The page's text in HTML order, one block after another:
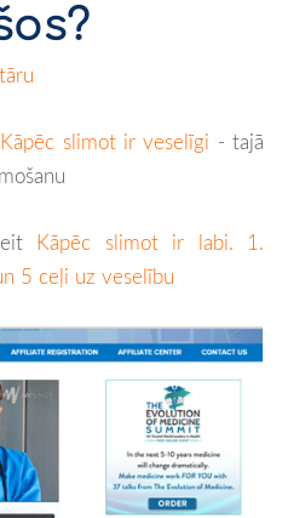
Kāpēc slimot ir veselīgi - tajā
Kāpēc slimot ir labi. 1.
5 ceļi uz veselību